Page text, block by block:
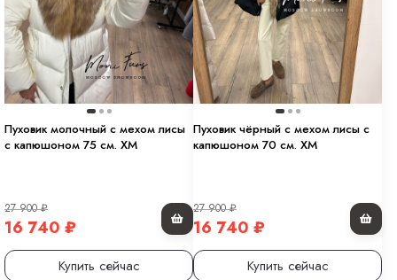
Пуховик молочный с мехом лисы
с капюшоном 75 см. XM
27 900₽
16 740 ₽
Купить сейчас
Пуховик чёрный с мехом лисы с
капюшоном 70 см. XM
27 900₽
16 740 ₽
Купить сейчас